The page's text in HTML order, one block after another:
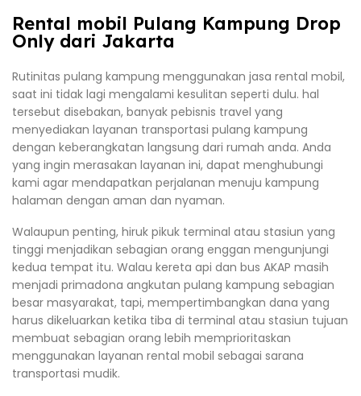
Rental mobil Pulang Kampung Drop
Only dari Jakarta
Rutinitas pulang kampung menggunakan jasa rental mobil,
saat ini tidak lagi mengalami kesulitan seperti dulu. hal
tersebut disebakan, banyak pebisnis travel yang
menyediakan layanan transportasi pulang kampung
dengan keberangkatan langsung dari rumah anda. Anda
yang ingin merasakan layanan ini, dapat menghubungi
kami agar mendapatkan perjalanan menuju kampung
halaman dengan aman dan nyaman.
Walaupun penting, hiruk pikuk terminal atau stasiun yang
tinggi menjadikan sebagian orang enggan mengunjungi
kedua tempat itu. Walau kereta api dan bus AKAP masih
menjadi primadona angkutan pulang kampung sebagian
besar masyarakat, tapi, mempertimbangkan dana yang
harus dikeluarkan ketika tiba di terminal atau stasiun tujuan
membuat sebagian orang lebih memprioritaskan
menggunakan layanan rental mobil sebagai sarana
transportasi mudik.